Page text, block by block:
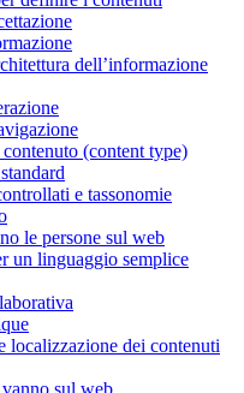
dell’informazione
(content type)
e tassonomie
le persone sul web
un linguaggio semplice
localizzazione dei contenuti
sul web